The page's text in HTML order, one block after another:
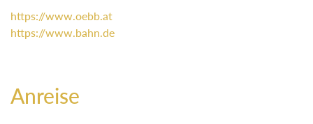
https://www.oebb.at
https://www.bahn.de
Anreise